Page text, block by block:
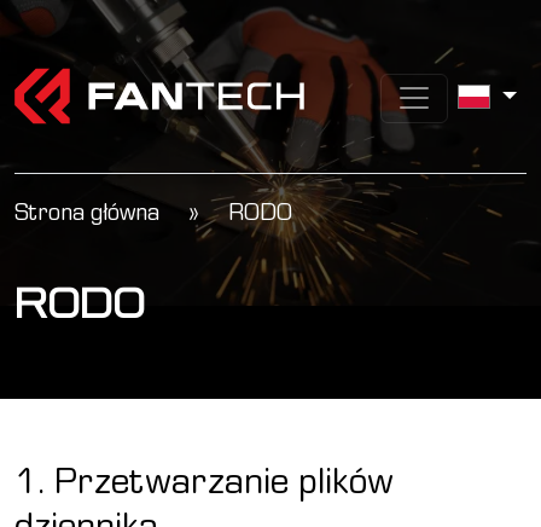
Strona główna » RODO
RODO
1. Przetwarzanie plików